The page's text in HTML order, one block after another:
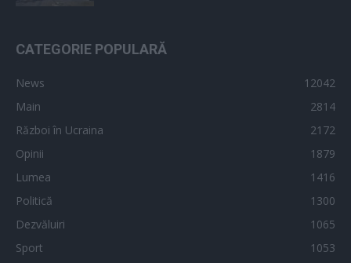
CATEGORIE POPULARĂ
News
12042
Main
2814
Război în Ucraina
2172
Opinii
1879
Lumea
1416
Politică
1300
Dezvăluiri
1065
Sport
1053